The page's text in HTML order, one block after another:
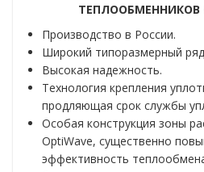
ТЕПЛООБМЕННИКОВ
Производство в России.
Широкий типоразмерный
Высокая надежность.
Технология крепления
продляющая срок службы
Особая конструкция зоны
OptiWave, существенно
эффективность